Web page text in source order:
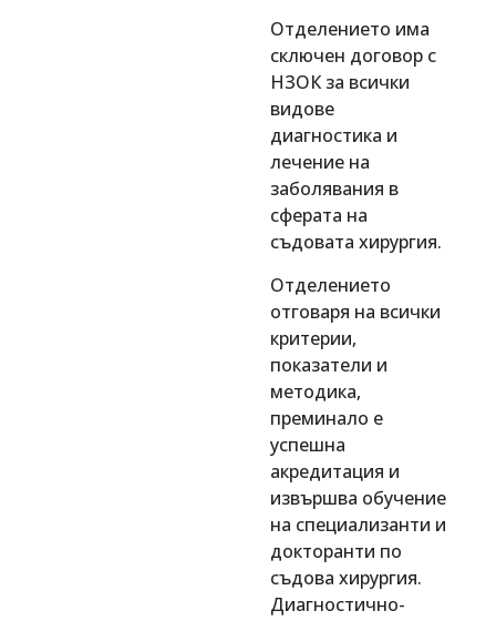
Отделението има
сключен договор с
НЗОК за всички
видове
диагностика и
лечение на
заболявания в
сферата на
съдовата хирургия.
Отделението
отговаря на всички
критерии,
показатели и
методика,
преминало е
успешна
акредитация и
извършва обучение
на специализанти и
докторанти по
съдова хирургия.
Диагностично-